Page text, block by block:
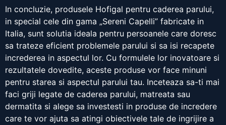
In concluzie, produsele Hofigal pentru caderea parului,
in special cele din gama „Sereni Capelli” fabricate in
Italia, sunt solutia ideala pentru persoanele care doresc
sa trateze eficient problemele parului si sa isi recapete
increderea in aspectul lor. Cu formulele lor inovatoare si
rezultatele dovedite, aceste produse vor face minuni
pentru starea si aspectul parului tau. Inceteaza sa-ti mai
faci griji legate de caderea parului, matreata sau
dermatita si alege sa investesti in produse de incredere
care te vor ajuta sa atingi obiectivele tale de ingrijire a